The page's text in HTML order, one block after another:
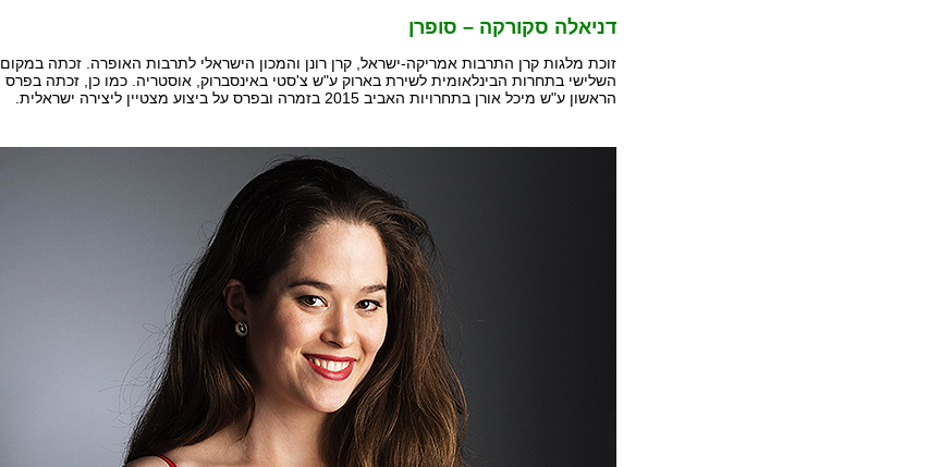
דניאלה סקורקה – סופרן
זוכת מלגות קרן התרבות אמריקה-ישראל, קרן רונן והמכון הישראלי לתרבות האופרה. זכתה במקום
השלישי בתחרות הבינלאומית לשירת בארוק ע"ש צ'סטי באינסברוק, אוסטריה. כמו כן, זכתה בפרס
הראשון ע"ש מיכל אורן בתחרויות האביב 2015 בזמרה ובפרס על ביצוע מצטיין ליצירה ישראלית.